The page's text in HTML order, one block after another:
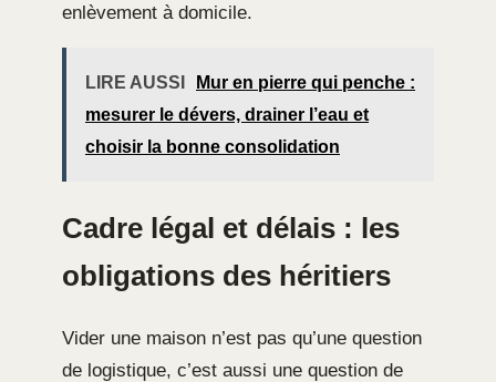
enlèvement à domicile.
LIRE AUSSI
Mur en pierre qui penche :
mesurer le dévers, drainer l’eau et
choisir la bonne consolidation
Cadre légal et délais : les
obligations des héritiers
Vider une maison n’est pas qu’une question
de logistique, c’est aussi une question de